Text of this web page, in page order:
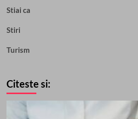
Stiai ca
Stiri
Turism
Citeste si: